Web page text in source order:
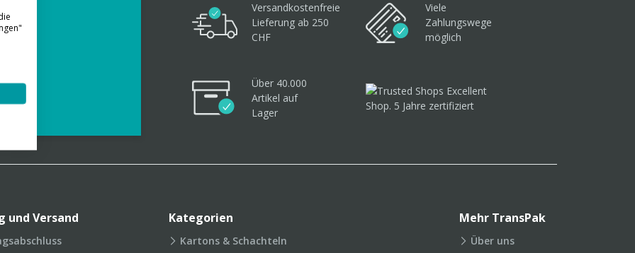
Versandkostenfreie
Lieferung ab 250
CHF
Viele
Zahlungswege
möglich
Über 40.000
Artikel auf
Lager
und Versand Kategorien
Kartons & Schachteln
Mehr TransPak
Über uns